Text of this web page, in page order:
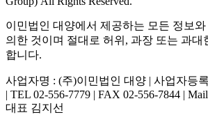
이민법인 대양에서 제공하는 모든 정보와
의한 것이며 절대로 허위, 과장 또는 과대
합니다.
사업자명 : (주)이민법인 대양 | 사업자등
| TEL 02-556-7779 | FAX 02-556-7844 |
대표 김지선